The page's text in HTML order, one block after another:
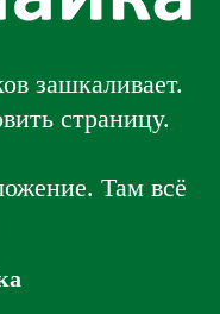
зашкаливает.
страницу.
Там всё